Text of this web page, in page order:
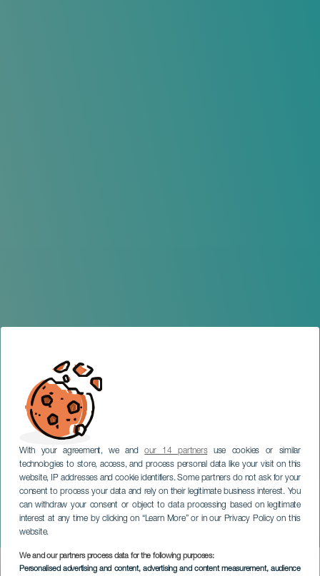
With your agreement, we andour 14 partnersuse cookies or similar
technologies to store, access, and process personal data like your visit on this
website, IP addresses and cookie identifiers. Some partners do not ask for your
consent to process your data and rely on their legitimate business interest. You
can withdraw your consent or object to data processing based on legitimate
interest at any time by clicking on “Learn More” or in our Privacy Policy on this
website.
We and our partners process data for the following purposes:
Personalised advertising and content, advertising and content measurement, audience
Vive La Salsa
GRAN CANARIA
Imagen